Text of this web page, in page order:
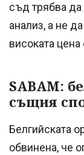
съд трябва
анализ, а не
високата цена
SABAM:
същия
Белгийската
обвинена, че